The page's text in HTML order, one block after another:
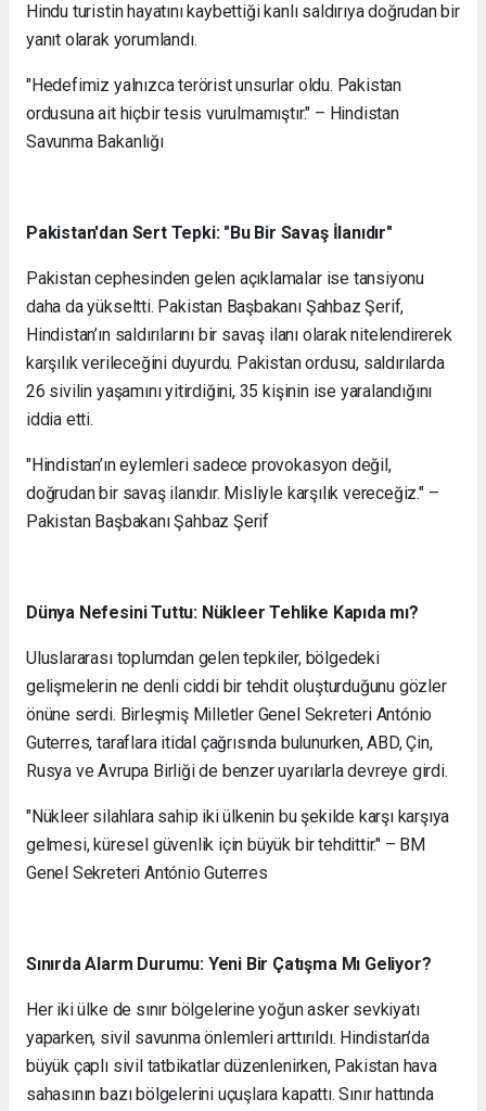
Hindu turistin hayatını kaybettiği kanlı saldırıya doğrudan bir
yanıt olarak yorumlandı.
"Hedefimiz yalnızca terörist unsurlar oldu. Pakistan
ordusuna ait hiçbir tesis vurulmamıştır." – Hindistan
Savunma Bakanlığı
Pakistan'dan Sert Tepki: "Bu Bir Savaş İlanıdır"
Pakistan cephesinden gelen açıklamalar ise tansiyonu
daha da yükseltti. Pakistan Başbakanı Şahbaz Şerif,
Hindistan’ın saldırılarını bir savaş ilanı olarak nitelendirerek
karşılık verileceğini duyurdu. Pakistan ordusu, saldırılarda
26 sivilin yaşamını yitirdiğini, 35 kişinin ise yaralandığını
iddia etti.
"Hindistan’ın eylemleri sadece provokasyon değil,
doğrudan bir savaş ilanıdır. Misliyle karşılık vereceğiz." –
Pakistan Başbakanı Şahbaz Şerif
Dünya Nefesini Tuttu: Nükleer Tehlike Kapıda mı?
Uluslararası toplumdan gelen tepkiler, bölgedeki
gelişmelerin ne denli ciddi bir tehdit oluşturduğunu gözler
önüne serdi. Birleşmiş Milletler Genel Sekreteri António
Guterres, taraflara itidal çağrısında bulunurken, ABD, Çin,
Rusya ve Avrupa Birliği de benzer uyarılarla devreye girdi.
"Nükleer silahlara sahip iki ülkenin bu şekilde karşı karşıya
gelmesi, küresel güvenlik için büyük bir tehdittir." – BM
Genel Sekreteri António Guterres
Sınırda Alarm Durumu: Yeni Bir Çatışma Mı Geliyor?
Her iki ülke de sınır bölgelerine yoğun asker sevkiyatı
yaparken, sivil savunma önlemleri arttırıldı. Hindistan’da
büyük çaplı sivil tatbikatlar düzenlenirken, Pakistan hava
sahasının bazı bölgelerini uçuşlara kapattı. Sınır hattında